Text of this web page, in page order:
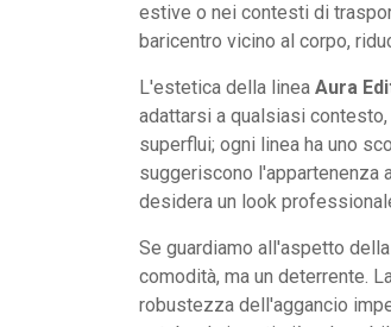
estive o nei contesti di
baricentro vicino al corpo,
L'estetica della linea Aura
adattarsi a qualsiasi
superflui; ogni linea ha uno
suggeriscono l'appartenenza
desidera un look
Se guardiamo all'aspetto
comodità, ma un deterrente.
robustezza dell'aggancio